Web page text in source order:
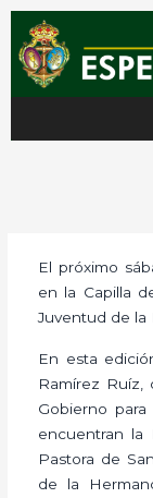
contenido
El próximo
en la Capilla
Juventud de la
En esta
Ramírez
Gobierno
encuentran la
Pastora de
de la